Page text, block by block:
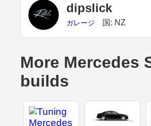
dipslick
ガレージ 国: NZ
More Mercedes
builds